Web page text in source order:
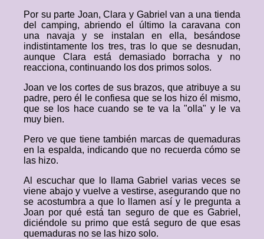
Por su parte Joan, Clara y Gabriel van a una tienda
del camping, abriendo el último la caravana con
una navaja y se instalan en ella, besándose
indistintamente los tres, tras lo que se desnudan,
aunque Clara está demasiado borracha y no
reacciona, continuando los dos primos solos.
Joan ve los cortes de sus brazos, que atribuye a su
padre, pero él le confiesa que se los hizo él mismo,
que se los hace cuando se te va la "olla" y le va
muy bien.
Pero ve que tiene también marcas de quemaduras
en la espalda, indicando que no recuerda cómo se
las hizo.
Al escuchar que lo llama Gabriel varias veces se
viene abajo y vuelve a vestirse, asegurando que no
se acostumbra a que lo llamen así y le pregunta a
Joan por qué está tan seguro de que es Gabriel,
diciéndole su primo que está seguro de que esas
quemaduras no se las hizo solo.